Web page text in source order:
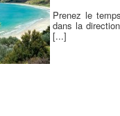
Prenez le
dans la
[...]